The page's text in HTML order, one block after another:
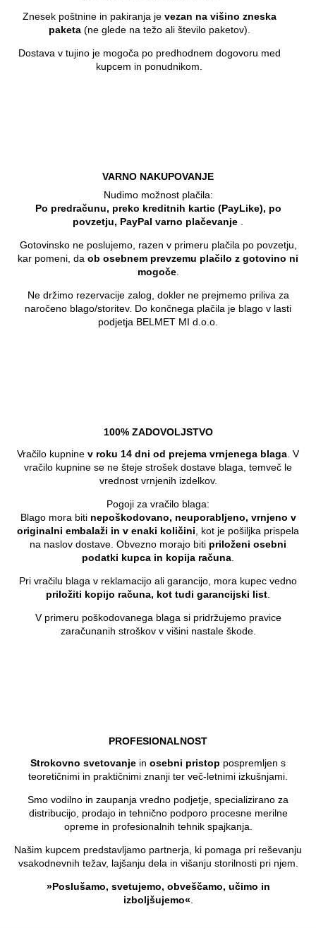
Znesek poštnine in pakiranja je vezan na višino zneska
paketa(ne glede na težo ali število paketov).
Dostava v tujino je mogoča po predhodnem dogovoru med
kupcem in ponudnikom.
VARNO NAKUPOVANJE
Nudimo možnost plačila:
Po predračunu, preko kreditnih kartic (PayLike), po
povzetju, PayPal varno plačevanje .
Gotovinsko ne poslujemo, razen v primeru plačila po povzetju,
kar pomeni, da ob osebnem prevzemu plačilo z gotovino ni
mogoče.
Ne držimo rezervacije zalog, dokler ne prejmemo priliva za
naročeno blago/storitev. Do končnega plačila je blago v lasti
podjetja BELMET MI d.o.o.
100% ZADOVOLJSTVO
Vračilo kupnine v roku 14 dni od prejema vrnjenega blaga. V
vračilo kupnine se ne šteje strošek dostave blaga, temveč le
vrednost vrnjenih izdelkov.
Pogoji za vračilo blaga:
Blago mora biti nepoškodovano, neuporabljeno, vrnjeno v
originalni embalaži in v enaki količini, kot je pošiljka prispela
na naslov dostave. Obvezno morajo biti priloženi osebni
podatki kupca in kopija računa.
Pri vračilu blaga v reklamacijo ali garancijo, mora kupec vedno
priložiti kopijo računa, kot tudi garancijski list.
V primeru poškodovanega blaga si pridržujemo pravice
zaračunanih stroškov v višini nastale škode.
PROFESIONALNOST
Strokovno svetovanje in osebni pristop pospremljen s
teoretičnimi in praktičnimi znanji ter več-letnimi izkušnjami.
Smo vodilno in zaupanja vredno podjetje, specializirano za
distribucijo, prodajo in tehnično podporo procesne merilne
opreme in profesionalnih tehnik spajkanja.
Našim kupcem predstavljamo partnerja, ki pomaga pri reševanju
vsakodnevnih težav, lajšanju dela in višanju storilnosti pri njem.
»Poslušamo, svetujemo, obveščamo, učimo in
izboljšujemo«.